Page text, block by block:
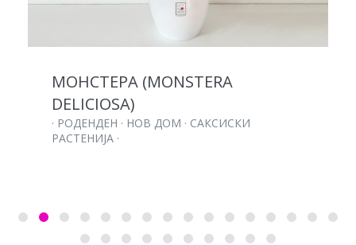
МОНСТЕРА (MONSTERA
DELICIOSA)
· РОДЕНДЕН · НОВ ДОМ · САКСИСКИ
РАСТЕНИЈА ·